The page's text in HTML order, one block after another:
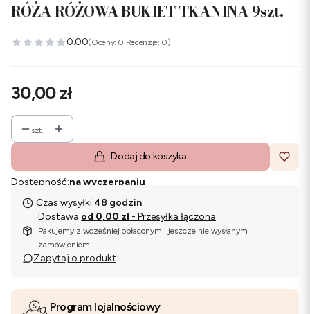
RÓŻA RÓŻOWA BUKIET TKANINA 9szt.
0.00(Oceny: 0 Recenzje: 0)
Cena
30,00 zł
szt.
Dodaj do koszyka
Dostępność:na wyczerpaniu
Czas wysyłki:48 godzin
Dostawa od 0,00 zł - Przesyłka łączona
Pakujemy z wcześniej opłaconym i jeszcze nie wysłanym
zamówieniem.
Zapytaj o produkt
Program lojalnościowy